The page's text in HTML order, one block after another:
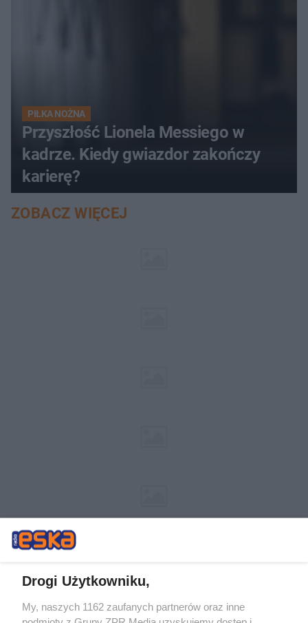
PIŁKA NOŻNA
Przyszłość Lionela Messiego w
kadrze. Kiedy gwiazdor zakończy
karierę?
ZOBACZ WIĘCEJ
Żaden utwór zamieszczony w serwisie nie może być powielany i
Drogi Użytkowniku,
My, naszych 1162 zaufanych partnerów oraz inne